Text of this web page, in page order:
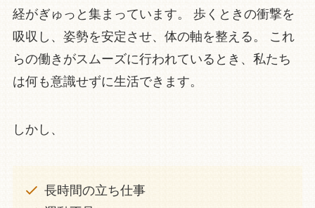
経がぎゅっと集まっています。 歩くときの衝撃を
吸収し、姿勢を安定させ、体の軸を整える。 これ
らの働きがスムーズに行われているとき、私たち
は何も意識せずに生活できます。
しかし、
長時間の立ち仕事